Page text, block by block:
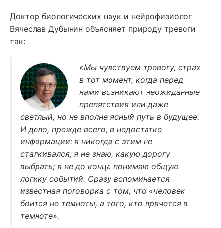
Доктор биологических наук и нейрофизиолог
Вячеслав Дубынин объясняет природу тревоги
так:
«Мы чувствуем тревогу, страх
в тот момент, когда перед
нами возникают неожиданные
препятствия или даже
светлый, но не вполне ясный путь в будущее.
И дело, прежде всего, в недостатке
информации: я никогда с этим не
сталкивался; я не знаю, какую дорогу
выбрать; я не до конца понимаю общую
логику событий. Сразу вспоминается
известная поговорка о том, что «человек
боится не темноты, а того, кто прячется в
темноте».